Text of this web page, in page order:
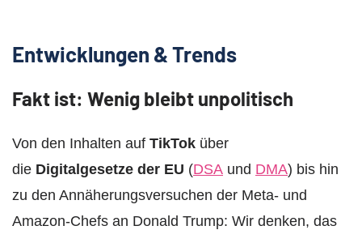
Entwicklungen & Trends
Fakt ist: Wenig bleibt unpolitisch
Von den Inhalten auf TikTok über
die Digitalgesetze der EU (DSA und DMA) bis hin
zu den Annäherungsversuchen der Meta- und
Amazon-Chefs an Donald Trump: Wir denken, das